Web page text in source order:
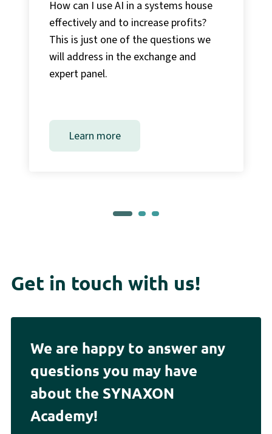
How can I use AI in a systems house
effectively and to increase profits?
This is just one of the questions we
will address in the exchange and
expert panel.
Learn more
Get in touch with us!
We are happy to answer any
questions you may have
about the SYNAXON
Academy!